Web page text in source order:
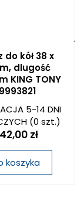
do kół 38 x
dlugość
KING TONY
5-14 DNI
(0 szt.)
zł
koszyka